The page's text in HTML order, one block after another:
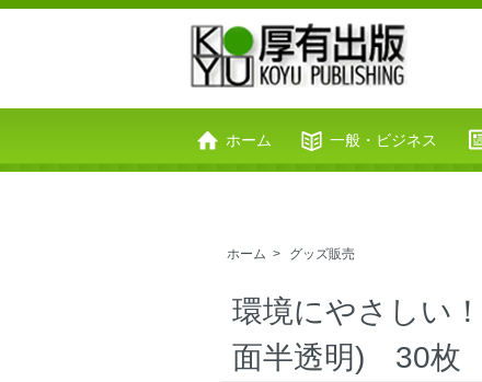
ホーム 一般・ビジネス
ホーム > グッズ販売
環境にやさしい
面半透明) 30枚